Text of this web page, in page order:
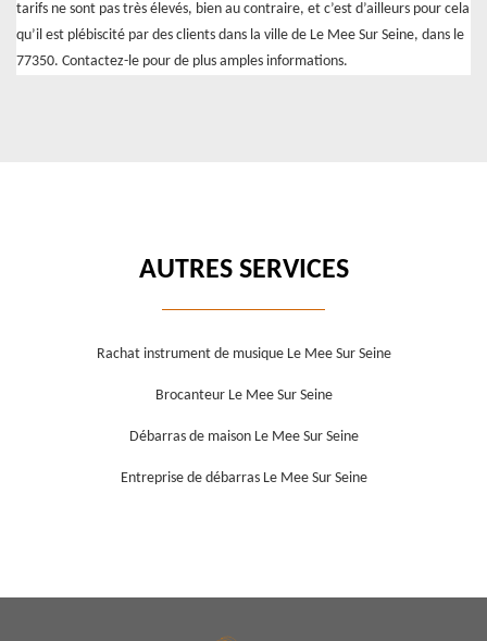
tarifs ne sont pas très élevés, bien au contraire, et c’est d’ailleurs pour cela
qu’il est plébiscité par des clients dans la ville de Le Mee Sur Seine, dans le
77350. Contactez-le pour de plus amples informations.
AUTRES SERVICES
Rachat instrument de musique Le Mee Sur Seine
Brocanteur Le Mee Sur Seine
Débarras de maison Le Mee Sur Seine
Entreprise de débarras Le Mee Sur Seine